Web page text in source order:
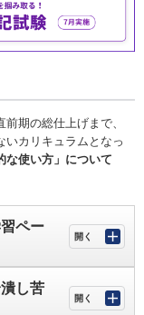
期の総仕上げまで、
いカリキュラムとなっ
な使い方」について
ペー
し苦